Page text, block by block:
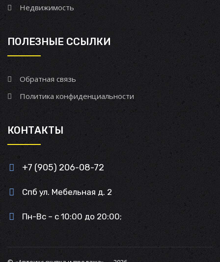
Недвижимость
ПОЛЕЗНЫЕ ССЫЛКИ
Обратная связь
Политика конфиденциальности
КОНТАКТЫ
+7 (905) 206-08-72
Спб ул. Мебельная д. 2
Пн-Вс – с 10:00 до 20:00;